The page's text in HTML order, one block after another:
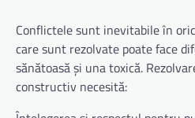
Conflictele sunt inevitabile în
care sunt rezolvate poate face
sănătoasă și una toxică.
constructiv necesită: